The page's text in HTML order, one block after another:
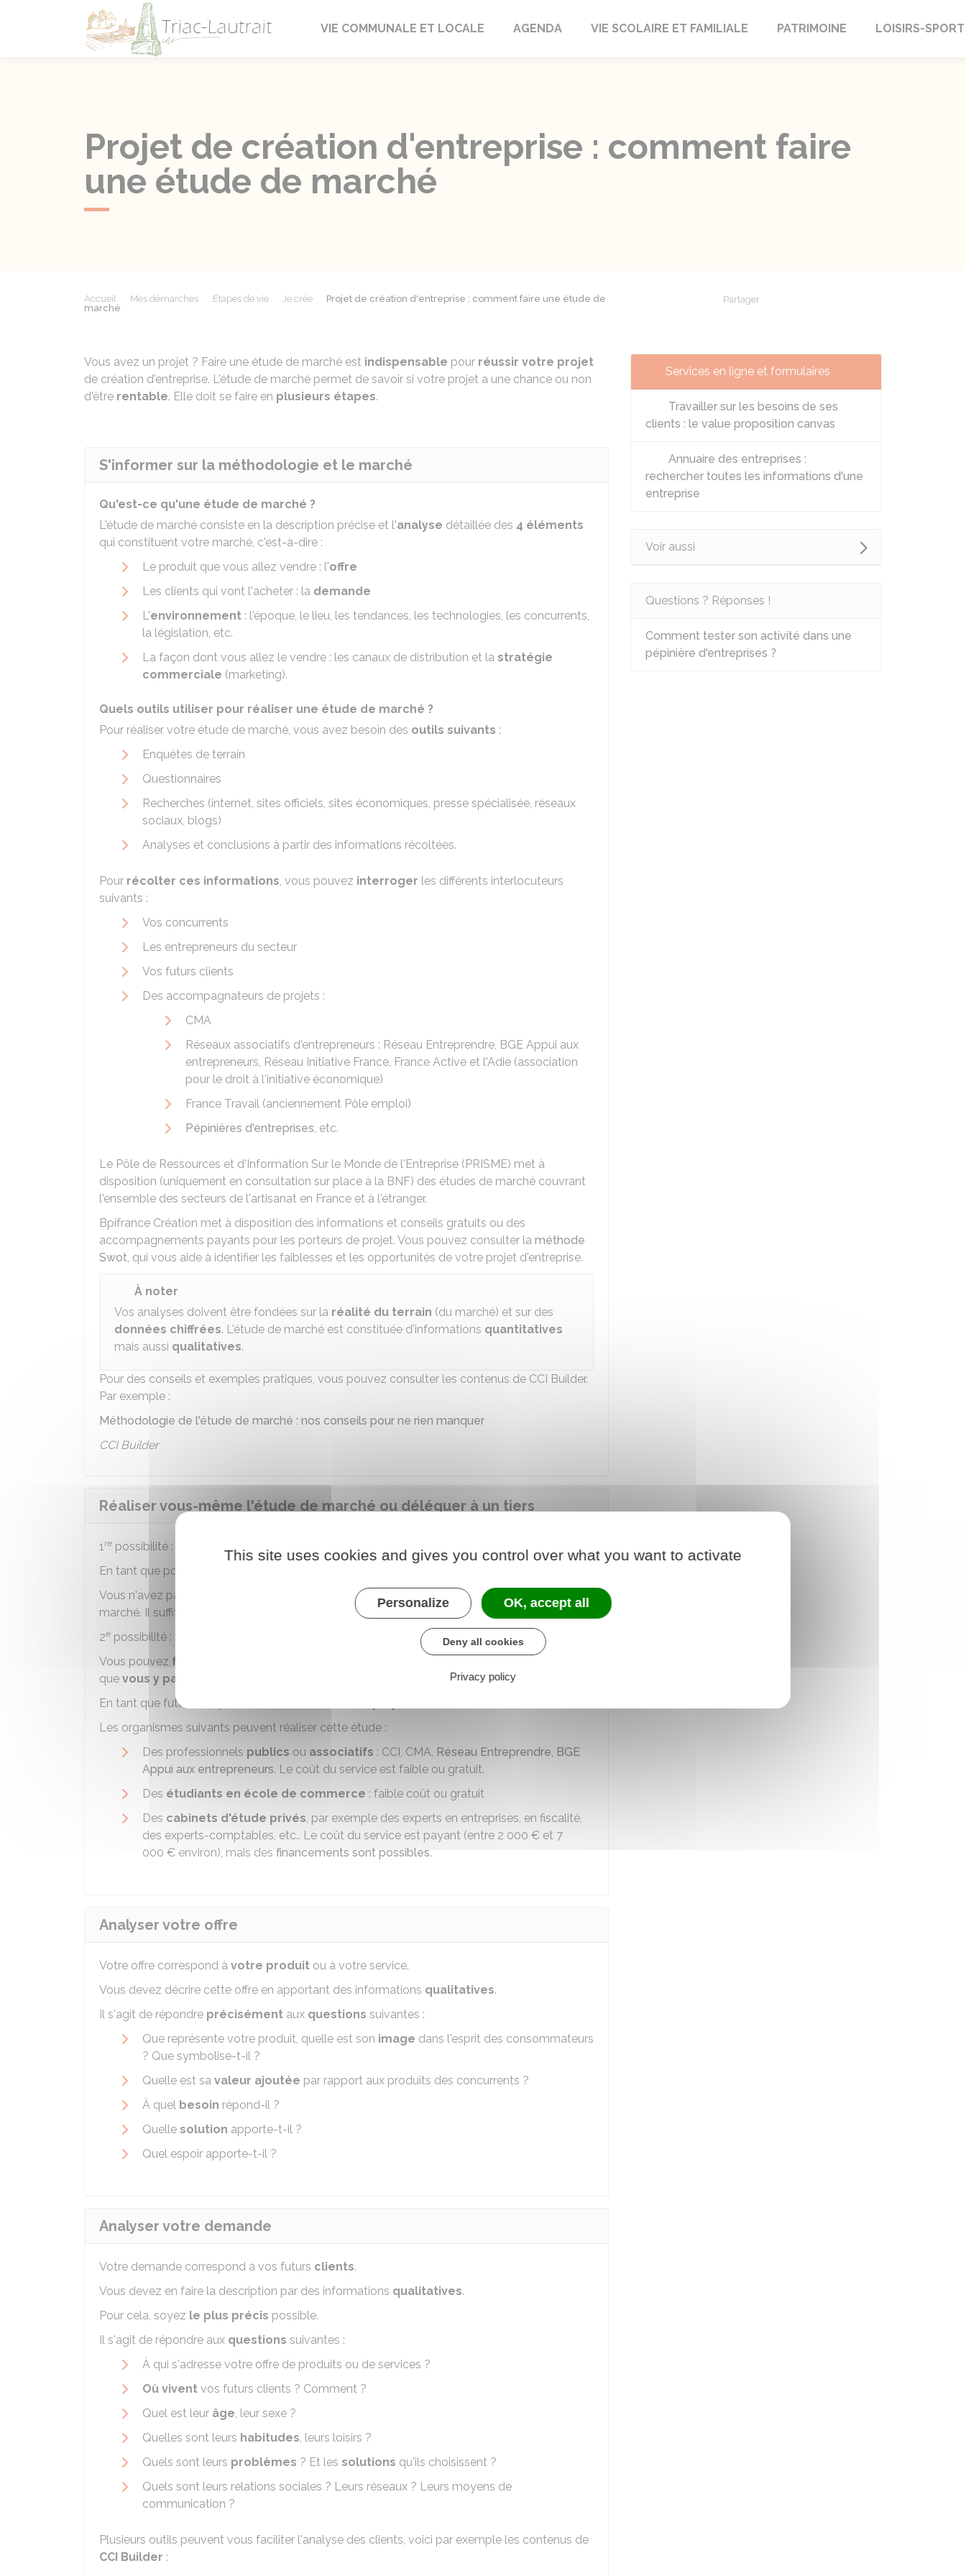
Triac-Lautrait
VIE COMMUNALE ET LOCALE AGENDA VIE SCOLAIRE ET FAMILIALE PATRIMOINE LOISIRS-SPORT
Projet de création d'entreprise : comment faire
une étude de marché
Accueil Mes démarches Étapes de vie Je crée
Projet de création d'entreprise : comment faire une étude de
marché
Partager
Vous avez un projet ? Faire une étude de marché est indispensable pour réussir votre projet
de création d'entreprise. L'étude de marché permet de savoir si votre projet a une chance ou non
d'être rentable. Elle doit se faire en plusieurs étapes.
S'informer sur la méthodologie et le marché
Qu'est-ce qu'une étude de marché ?
L'étude de marché consiste en la description précise et l'analyse détaillée des 4 éléments
qui constituent votre marché, c'est-à-dire :
Le produit que vous allez vendre : l'offre
Les clients qui vont l'acheter : la demande
L'environnement : l'époque, le lieu, les tendances, les technologies, les concurrents,
la législation, etc.
La façon dont vous allez le vendre : les canaux de distribution et la stratégie
commerciale (marketing).
Quels outils utiliser pour réaliser une étude de marché ?
Pour réaliser votre étude de marché, vous avez besoin des outils suivants :
Enquêtes de terrain
Questionnaires
Recherches (internet, sites officiels, sites économiques, presse spécialisée, réseaux
sociaux, blogs)
Analyses et conclusions à partir des informations récoltées.
Pour récolter ces informations, vous pouvez interroger les différents interlocuteurs
suivants :
Vos concurrents
Les entrepreneurs du secteur
Vos futurs clients
Des accompagnateurs de projets :
CMA
Réseaux associatifs d'entrepreneurs : Réseau Entreprendre, BGE Appui aux
entrepreneurs, Réseau Initiative France, France Active et l'Adie (association
pour le droit à l'initiative économique)
France Travail (anciennement Pôle emploi)
Pépinières d'entreprises, etc.
Le Pôle de Ressources et d'Information Sur le Monde de l'Entreprise (PRISME) met à
disposition (uniquement en consultation sur place à la BNF) des études de marché couvrant
l'ensemble des secteurs de l'artisanat en France et à l'étranger.
Bpifrance Création met à disposition des informations et conseils gratuits ou des
accompagnements payants pour les porteurs de projet. Vous pouvez consulter la méthode
Swot, qui vous aide à identifier les faiblesses et les opportunités de votre projet d'entreprise.
À noter
Vos analyses doivent être fondées sur la réalité du terrain (du marché) et sur des
données chiffrées. L'étude de marché est constituée d'informations quantitatives
mais aussi qualitatives.
Pour des conseils et exemples pratiques, vous pouvez consulter les contenus de CCI Builder.
Par exemple :
Méthodologie de l'étude de marché : nos conseils pour ne rien manquer
CCI Builder
Réaliser vous-même l'étude de marché ou déléguer à un tiers
1re possibilité : réaliser vous-même
En tant que porteur du projet, vous pouvez réaliser
Vous n'avez pas besoin d'avoir fait des études d'économie pour réaliser votre étude de
marché. Il suffit de prendre le temps nécessaire.
2e possibilité : faire réaliser par un tiers
Vous pouvez faire réaliser
que vous y participiez
En tant que futur entrepreneur, vous devez
Les organismes suivants peuvent réaliser cette étude :
Des professionnels publics ou associatifs : CCI, CMA, Réseau Entreprendre, BGE
Appui aux entrepreneurs. Le coût du service est faible ou gratuit.
Des étudiants en école de commerce : faible coût ou gratuit
Des cabinets d'étude privés, par exemple des experts en entreprises, en fiscalité,
des experts-comptables, etc.. Le coût du service est payant (entre 2 000 € et 7
000 € environ), mais des financements sont possibles.
Analyser votre offre
Votre offre correspond à votre produit ou à votre service.
Vous devez décrire cette offre en apportant des informations qualitatives.
Il s'agit de répondre précisément aux questions suivantes :
Que représente votre produit, quelle est son image dans l'esprit des consommateurs
? Que symbolise-t-il ?
Quelle est sa valeur ajoutée par rapport aux produits des concurrents ?
À quel besoin répond-il ?
Quelle solution apporte-t-il ?
Quel espoir apporte-t-il ?
Analyser votre demande
Votre demande correspond à vos futurs clients.
Vous devez en faire la description par des informations qualitatives.
Pour cela, soyez le plus précis possible.
Il s'agit de répondre aux questions suivantes :
À qui s'adresse votre offre de produits ou de services ?
Où vivent vos futurs clients ? Comment ?
Quel est leur âge, leur sexe ?
Quelles sont leurs habitudes, leurs loisirs ?
Quels sont leurs problèmes ? Et les solutions qu'ils choisissent ?
Quels sont leurs relations sociales ? Leurs réseaux ? Leurs moyens de
communication ?
Plusieurs outils peuvent vous faciliter l'analyse des clients, voici par exemple les contenus de
CCI Builder :
Services en ligne et formulaires
Travailler sur les besoins de ses
clients : le value proposition canvas
Annuaire des entreprises :
rechercher toutes les informations d'une
entreprise
Voir aussi
Questions ? Réponses !
Comment tester son activité dans une
pépinière d'entreprises ?
This site uses cookies and gives you control over what you want to activate
Personalize OK, accept all
Deny all cookies
Privacy policy